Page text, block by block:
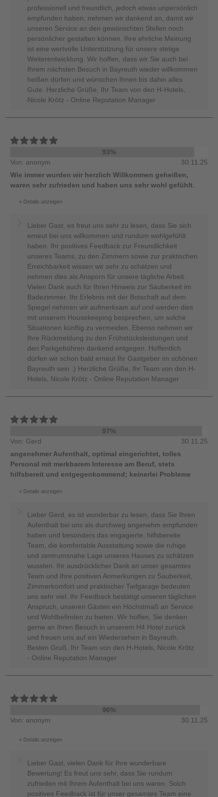
professionell und freundlich, jedoch etwas unpersönlich
empfunden haben, nehmen wir dankend an, damit wir
unseren Service an den gewünschten Stellen noch
persönlicher gestalten können. Ihre ehrliche Meinung
ist eine wertvolle Unterstützung für unsere stetige
Weiterentwicklung. Wir hoffen, dass wir Sie auch bei
Ihrem nächsten Besuch in Bayreuth wieder willkommen
heißen dürfen und wünschen Ihnen bis dahin alles
Gute. Herzliche Grüße, Ihr Team von den H-Hotels,
Nicole Krötz - Online Reputation Manager
93%
Von: anonym
30.11.25
Wie immer wurden wir herzlich Willkommen geheißen,
waren sehr zufrieden und haben uns sehr wohl gefühlt.
Details anzeigen
Lieber Gast, es freut uns sehr zu lesen, dass Sie sich
erneut bei uns willkommen und rundum wohlgefühlt
haben. Ihr positives Feedback zur Freundlichkeit
unseres Teams, zu den Zimmern sowie zur praktischen
Erreichbarkeit wissen wir sehr zu schätzen und
nehmen dies als Ansporn für unsere tägliche Arbeit.
Vielen Dank auch für Ihren Hinweis zur Sauberkeit im
Badezimmer. Ihr Erlebnis mit der Botschaft auf dem
Spiegel nehmen wir aufmerksam auf und werden dies
mit unserem Housekeeping besprechen, um solche
Situationen künftig zu vermeiden. Ebenso nehmen wir
Ihre Rückmeldung zu den Frühstücksleistungen und
den Parkgebühren dankend entgegen. Hoffentlich
dürfen wir schon bald erneut Ihr Gastgeber im schönen
Bayreuth sein :) Herzliche Grüße, Ihr Team von den H-
Hotels, Nicole Krötz - Online Reputation Manager
97%
Von: Gerd
30.11.25
angenehmer Aufenthalt, optimal eingerichtet, tolles
Personal mit merkbarem Interesse am Beruf, stets
hilfsbereit und entgegenkommend; keinerlei Probleme
Details anzeigen
Lieber Gerd, es ist wunderbar zu lesen, dass Sie Ihren
Aufenthalt bei uns als durchweg angenehm empfunden
haben und besonders das engagierte, hilfsbereite
Team, die komfortable Ausstattung sowie die ruhige
und zentrumsnahe Lage unseres Hauses zu schätzen
wussten. Ihr ausdrücklicher Dank an unser gesamtes
Team und Ihre positiven Anmerkungen zu Sauberkeit,
Zimmerkomfort und praktischer Tiefgarage bedeuten
uns sehr viel. Ihr Feedback bestätigt unseren täglichen
Anspruch, unseren Gästen ein Höchstmaß an Service
und Wohlbefinden zu bieten. Wir hoffen, Sie denken
gerne an Ihren Besuch in unserem H4 Hotel zurück
und freuen uns auf ein Wiedersehen in Bayreuth.
Besten Gruß, Ihr Team von den H-Hotels, Nicole Krötz
- Online Reputation Manager
96%
Von: anonym
30.11.25
Details anzeigen
Lieber Gast, vielen Dank für Ihre wunderbare
Bewertung! Es freut uns sehr, dass Sie rundum
zufrieden mit Ihrem Aufenthalt bei uns waren. Solch
positives Feedback ist für unser gesamtes Team eine